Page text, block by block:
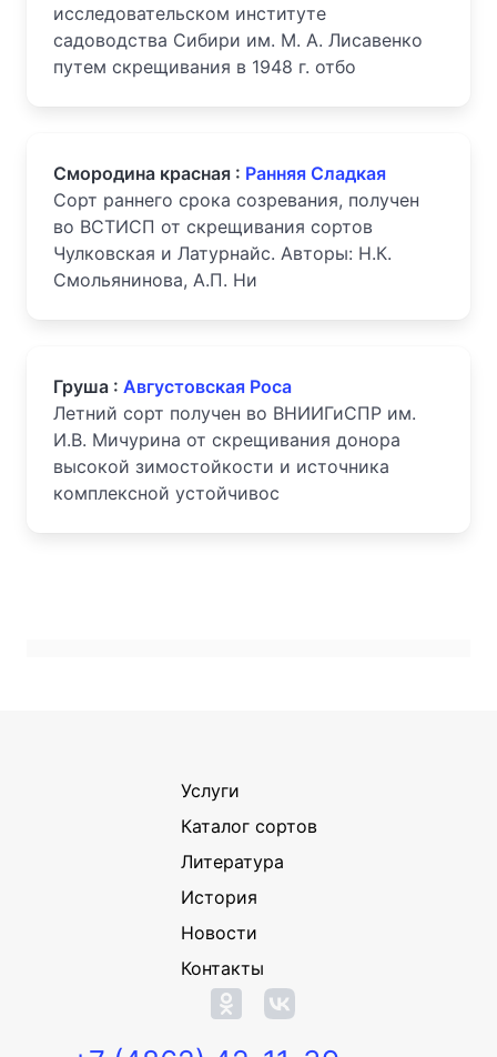
исследовательском институте
садоводства Сибири им. М. А. Лисавенко
путем скрещивания в 1948 г. отбо
Смородина красная : Ранняя Сладкая
Сорт раннего срока созревания, получен
во ВСТИСП от скрещивания сортов
Чулковская и Латурнайс. Авторы: Н.К.
Смольянинова, А.П. Ни
Груша : Августовская Роса
Летний сорт получен во ВНИИГиСПР им.
И.В. Мичурина от скрещивания донора
высокой зимостойкости и источника
комплексной устойчивос
Услуги
Каталог сортов
Литература
История
Новости
Контакты